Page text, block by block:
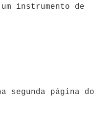
instrumento de
segunda página do